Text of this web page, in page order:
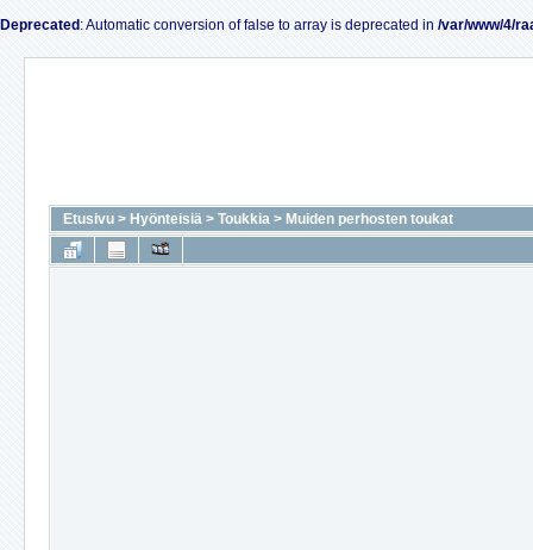
Deprecated : Automatic conversion of false to array is deprecated in /var/www/4/
Etusivu > Hyönteisiä > Toukkia > Muiden perhosten toukat